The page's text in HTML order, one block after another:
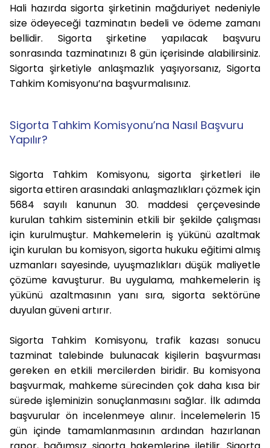
Hali hazırda sigorta şirketinin mağduriyet nedeniyle
size ödeyeceği tazminatın bedeli ve ödeme zamanı
bellidir. Sigorta şirketine yapılacak başvuru
sonrasında tazminatınızı 8 gün içerisinde alabilirsiniz.
Sigorta şirketiyle anlaşmazlık yaşıyorsanız, Sigorta
Tahkim Komisyonu’na başvurmalısınız.
Sigorta Tahkim Komisyonu’na Nasıl Başvuru
Yapılır?
Sigorta Tahkim Komisyonu, sigorta şirketleri ile
sigorta ettiren arasındaki anlaşmazlıkları çözmek için
5684 sayılı kanunun 30. maddesi çerçevesinde
kurulan tahkim sisteminin etkili bir şekilde çalışması
için kurulmuştur. Mahkemelerin iş yükünü azaltmak
için kurulan bu komisyon, sigorta hukuku eğitimi almış
uzmanları sayesinde, uyuşmazlıkları düşük maliyetle
çözüme kavuşturur. Bu uygulama, mahkemelerin iş
yükünü azaltmasının yanı sıra, sigorta sektörüne
duyulan güveni artırır.
Sigorta Tahkim Komisyonu, trafik kazası sonucu
tazminat talebinde bulunacak kişilerin başvurması
gereken en etkili mercilerden biridir. Bu komisyona
başvurmak, mahkeme sürecinden çok daha kısa bir
sürede işleminizin sonuçlanmasını sağlar. İlk adımda
başvurular ön incelenmeye alınır. İncelemelerin 15
gün içinde tamamlanmasının ardından hazırlanan